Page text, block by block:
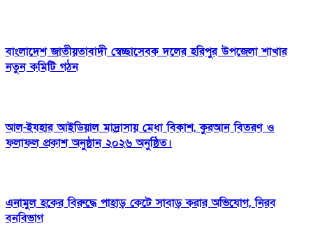
বাংলাদেশ জাতীয়তাবাদী স্বেচ্ছাসেবক দলের হরিপুর উপজেলা শাখার
নতুন কমিটি গঠন
আল-ইযহার আইডিয়াল মাদ্রাসায় মেধা বিকাশ, কুরআন বিতরণ ও
ফলাফল প্রকাশ অনুষ্ঠান ২০২৬ অনুষ্ঠিত।
এনামুল হকের বিরুদ্ধে পাহাড় কেটে সাবাড় করার অভিযোগ, নিরব
বনবিভাগ